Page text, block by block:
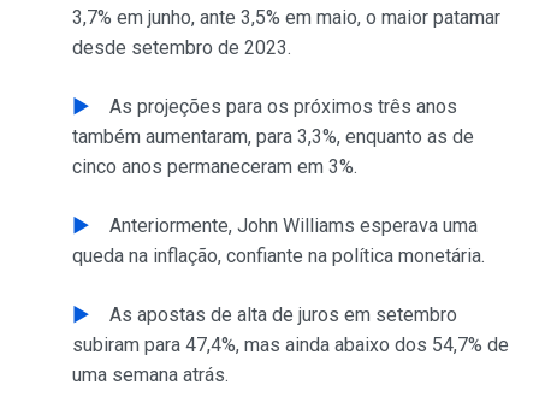
3,7% em junho, ante 3,5% em maio, o maior patamar
desde setembro de 2023.
As projeções para os próximos três anos
também aumentaram, para 3,3%, enquanto as de
cinco anos permaneceram em 3%.
Anteriormente, John Williams esperava uma
queda na inflação, confiante na política monetária.
As apostas de alta de juros em setembro
subiram para 47,4%, mas ainda abaixo dos 54,7% de
uma semana atrás.